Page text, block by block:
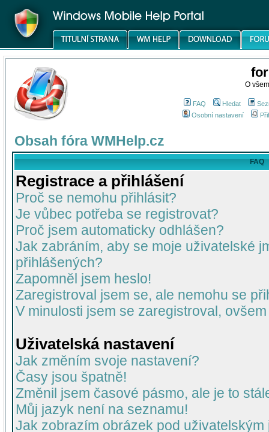
O
FAQ Hledat
Osobní nastavení
Obsah fóra WMHelp.cz
FAQ
Registrace a přihlášení
Proč se nemohu přihlásit?
Je vůbec potřeba se registrovat?
Proč jsem automaticky odhlášen?
Jak zabráním, aby se moje uživatelské
přihlášených?
Zapomněl jsem heslo!
Zaregistroval jsem se, ale nemohu se
V minulosti jsem se zaregistroval,
Uživatelská nastavení
Jak změním svoje nastavení?
Časy jsou špatně!
Změnil jsem časové pásmo, ale je to
Můj jazyk není na seznamu!
Jak zobrazím obrázek pod uživatelským